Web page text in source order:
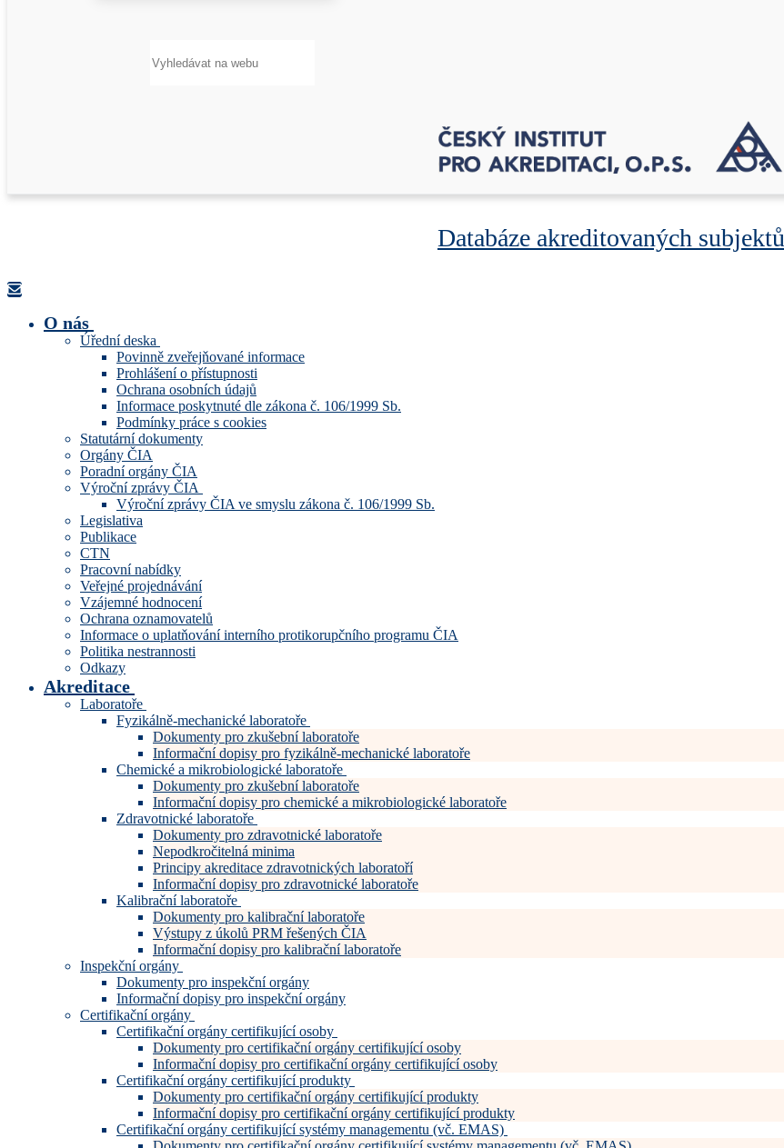
Databáze akreditovaných subjektů
O nás
Úřední deska
Povinně zveřejňované informace
Prohlášení o přístupnosti
Ochrana osobních údajů
Informace poskytnuté dle zákona č. 106/1999 Sb.
Podmínky práce s cookies
Statutární dokumenty
Orgány ČIA
Poradní orgány ČIA
Výroční zprávy ČIA
Výroční zprávy ČIA ve smyslu zákona č. 106/1999 Sb.
Legislativa
Publikace
CTN
Pracovní nabídky
Veřejné projednávání
Vzájemné hodnocení
Ochrana oznamovatelů
Informace o uplatňování interního protikorupčního programu ČIA
Politika nestrannosti
Odkazy
Akreditace
Laboratoře
Fyzikálně-mechanické laboratoře
Dokumenty pro zkušební laboratoře
Informační dopisy pro fyzikálně-mechanické laboratoře
Chemické a mikrobiologické laboratoře
Dokumenty pro zkušební laboratoře
Informační dopisy pro chemické a mikrobiologické laboratoře
Zdravotnické laboratoře
Dokumenty pro zdravotnické laboratoře
Nepodkročitelná minima
Principy akreditace zdravotnických laboratoří
Informační dopisy pro zdravotnické laboratoře
Kalibrační laboratoře
Dokumenty pro kalibrační laboratoře
Výstupy z úkolů PRM řešených ČIA
Informační dopisy pro kalibrační laboratoře
Inspekční orgány
Dokumenty pro inspekční orgány
Informační dopisy pro inspekční orgány
Certifikační orgány
Certifikační orgány certifikující osoby
Dokumenty pro certifikační orgány certifikující osoby
Informační dopisy pro certifikační orgány certifikující osoby
Certifikační orgány certifikující produkty
Dokumenty pro certifikační orgány certifikující produkty
Informační dopisy pro certifikační orgány certifikující produkty
Certifikační orgány certifikující systémy managementu (vč. EMAS)